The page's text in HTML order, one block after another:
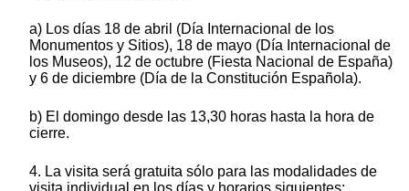
a) Los días 18 de abril (Día Internacional de los
Monumentos y Sitios), 18 de mayo (Día Internacional de
los Museos), 12 de octubre (Fiesta Nacional de España)
y 6 de diciembre (Día de la Constitución Española).
b) El domingo desde las 13,30 horas hasta la hora de
cierre.
4. La visita será gratuita sólo para las modalidades de
visita individual en los días y horarios siguientes: